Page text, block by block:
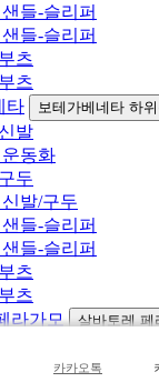
들-슬리퍼
들-슬리퍼
츠
츠
타
보테가베네타 하
발
동화
두
발/구두
들-슬리퍼
들-슬리퍼
츠
츠
라가모
살바토레 페
발
운동화카카오톡